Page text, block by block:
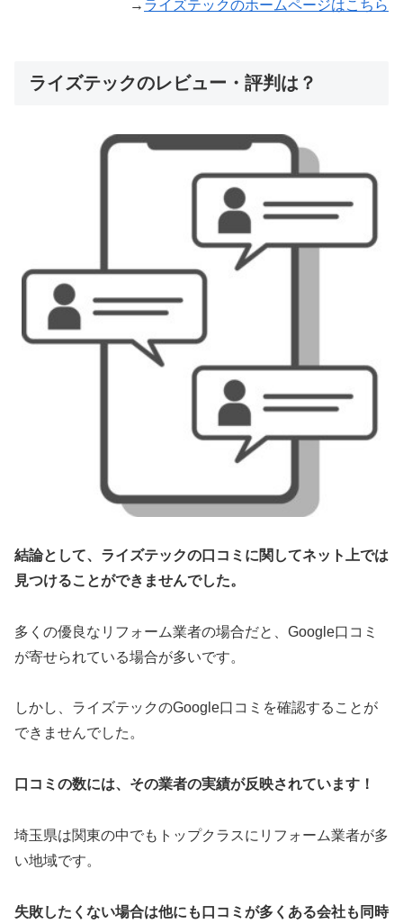
→ ライズテックのホームページはこちら
ライズテックのレビュー・評判は？
結論として、ライズテックの口コミに関してネット上では
見つけることができませんでした。
多くの優良なリフォーム業者の場合だと、Google口コミ
が寄せられている場合が多いです。
しかし、ライズテックのGoogle口コミを確認することが
できませんでした。
口コミの数には、その業者の実績が反映されています！
埼玉県は関東の中でもトップクラスにリフォーム業者が多
い地域です。
失敗したくない場合は他にも口コミが多くある会社も同時